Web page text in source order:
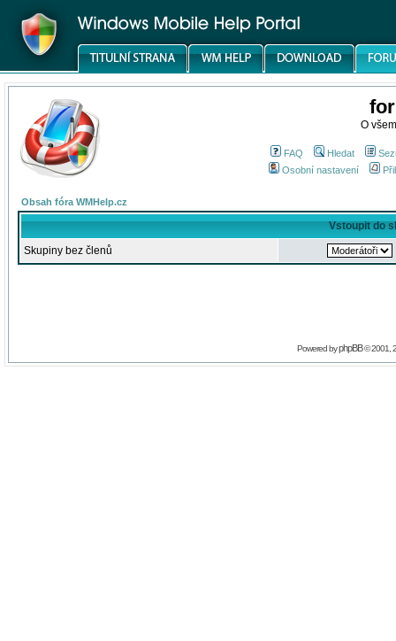
O
FAQ Hledat
Osobní nastavení
Obsah fóra WMHelp.cz
Vstoupit do
Skupiny bez členů
Powered byphpBB© 2001,